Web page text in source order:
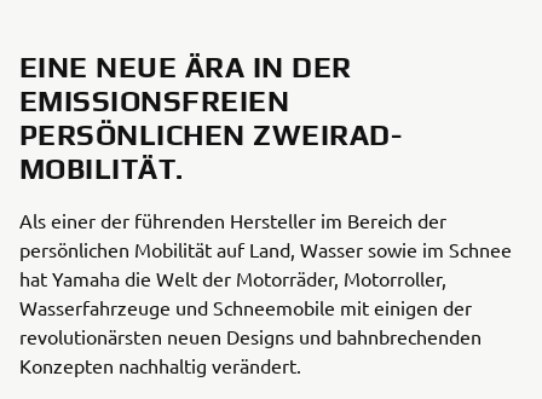
EINE NEUE ÄRA IN DER
EMISSIONSFREIEN
PERSÖNLICHEN ZWEIRAD-
MOBILITÄT.
Als einer der führenden Hersteller im Bereich der
persönlichen Mobilität auf Land, Wasser sowie im Schnee
hat Yamaha die Welt der Motorräder, Motorroller,
Wasserfahrzeuge und Schneemobile mit einigen der
revolutionärsten neuen Designs und bahnbrechenden
Konzepten nachhaltig verändert.